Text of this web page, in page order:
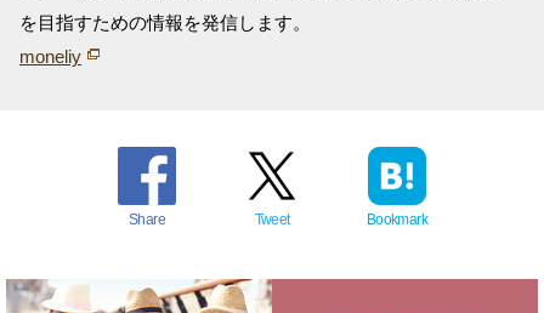
を目指すための情報を発信します。
moneliy
Share Tweet Bookmark